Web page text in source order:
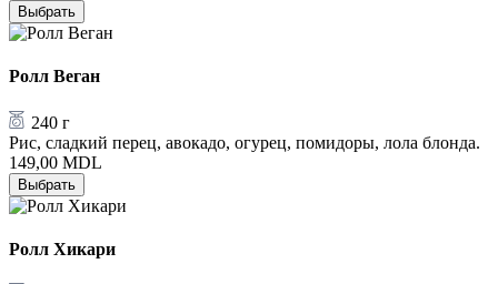
Выбрать
Ролл Веган
240 г
Рис, сладкий перец, авокадо, огурец, помидоры, лола блонда.
149,00 MDL
Выбрать
Ролл Хикари